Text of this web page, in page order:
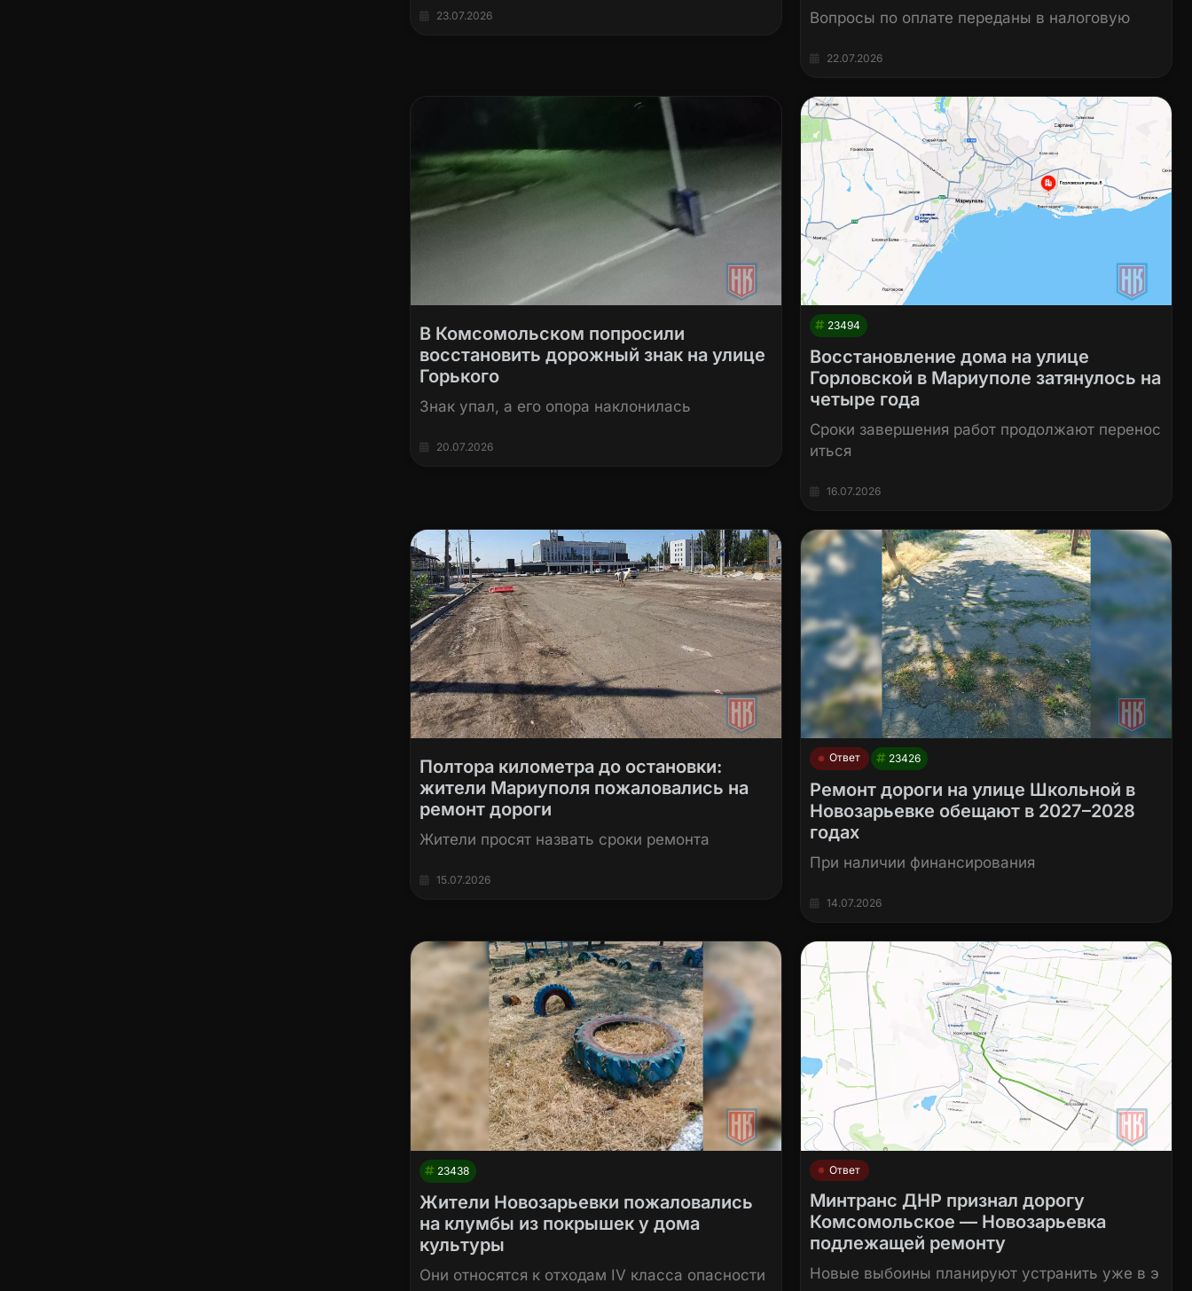
23.07.2026 Вопросы по оплате переданы в налоговую
22.07.2026
В Комсомольском попросили
восстановить дорожный знак на улице
Горького
Знак упал, а его опора наклонилась
20.07.2026
23494
Восстановление дома на улице
Горловской в Мариуполе затянулось на
четыре года
Сроки завершения работ продолжают перенос
иться
16.07.2026
Полтора километра до остановки:
жители Мариуполя пожаловались на
ремонт дороги
Жители просят назвать сроки ремонта
15.07.2026
Ответ 23426
Ремонт дороги на улице Школьной в
Новозарьевке обещают в 2027–2028
годах
При наличии финансирования
14.07.2026
23438
Жители Новозарьевки пожаловались
на клумбы из покрышек у дома
культуры
Они относятся к отходам IV класса опасности
Ответ
Минтранс ДНР признал дорогу
Комсомольское — Новозарьевка
подлежащей ремонту
Новые выбоины планируют устранить уже в э